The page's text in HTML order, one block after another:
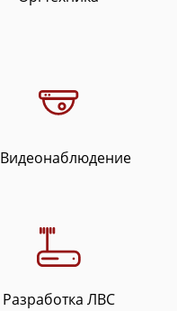
Видеонаблюдение
Разработка ЛВС